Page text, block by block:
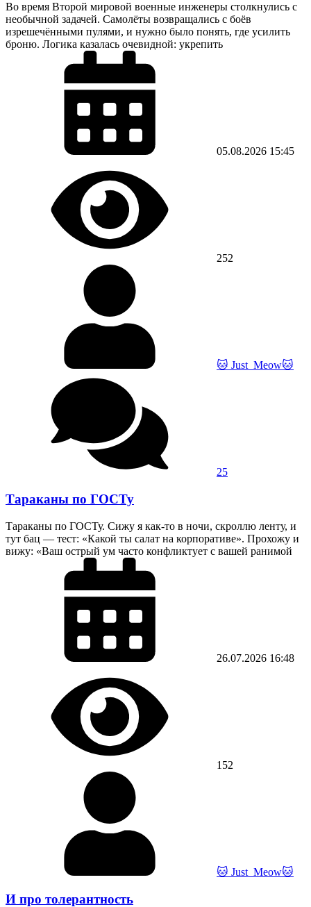
Во время Второй мировой военные инженеры столкнулись с
необычной задачей. Самолёты возвращались с боёв
изрешечёнными пулями, и нужно было понять, где усилить
броню. Логика казалась очевидной: укрепить
05.08.2026 15:45
252
🐱 Just_Meow🐱
25
Тараканы по ГОСТу
Тараканы по ГОСТу. Сижу я как-то в ночи, скроллю ленту, и
тут бац — тест: «Какой ты салат на корпоративе». Прохожу и
вижу: «Ваш острый ум часто конфликтует с вашей ранимой
26.07.2026 16:48
152
🐱 Just_Meow🐱
И про толерантность